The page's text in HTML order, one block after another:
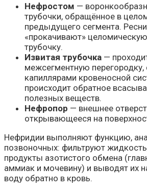
Нефростом —
трубочки, обращённое в
предыдущего сегмента.
«прокачивают»
трубочку.
Извитая трубочка —
межсегментную перегородку,
капиллярами кровеносной
происходит обратное
полезных веществ.
Нефропор — внешнее
открывающееся на
Нефридии выполняют функцию,
позвоночных: фильтруют
продукты азотистого обмена
аммиак и мочевину) и выводят их
воду обратно в кровь.